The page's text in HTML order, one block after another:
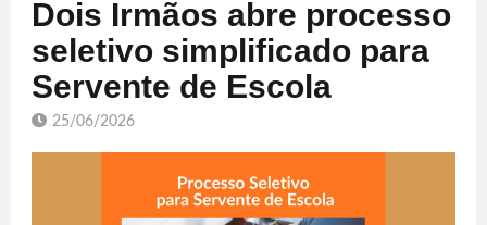
Dois Irmãos abre processo
seletivo simplificado para
Servente de Escola
25/06/2026